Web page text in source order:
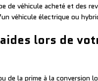
de véhicule acheté et des
véhicule électrique ou
lors de
de la prime à la conversion